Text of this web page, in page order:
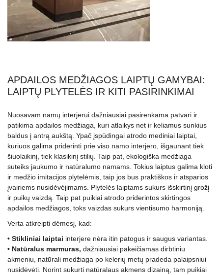
APDAILOS MEDŽIAGOS LAIPTŲ GAMYBAI:
LAIPTŲ PLYTELĖS IR KITI PASIRINKIMAI
Nuosavam namų interjerui dažniausiai pasirenkama patvari ir
patikima apdailos medžiaga, kuri atlaikys net ir keliamus sunkius
baldus į antrą aukštą. Ypač įspūdingai atrodo mediniai laiptai,
kuriuos galima priderinti prie viso namo interjero, išgaunant tiek
šiuolaikinį, tiek klasikinį stilių. Taip pat, ekologiška medžiaga
suteiks jaukumo ir natūralumo namams. Tokius laiptus galima kloti
ir medžio imitacijos plytelėmis, taip jos bus praktiškos ir atsparios
įvairiems nusidėvėjimams. Plytelės laiptams sukurs išskirtinį grožį
ir puikų vaizdą. Taip pat puikiai atrodo priderintos skirtingos
apdailos medžiagos, toks vaizdas sukurs vientisumo harmoniją.
Verta atkreipti dėmesį, kad:
• Stikliniai laiptai interjere nėra itin patogus ir saugus variantas.
• Natūralus marmuras, dažniausiai pakeičiamas dirbtiniu
akmeniu, natūrali medžiaga po kelerių metų pradeda palaipsniui
nusidėvėti. Norint sukurti natūralaus akmens dizainą, tam puikiai